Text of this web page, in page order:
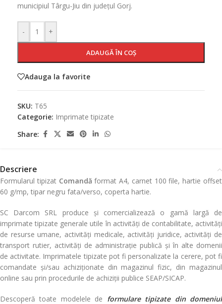
municipiul Târgu-Jiu din județul Gorj.
- +
ADAUGĂ ÎN COȘ
Adauga la favorite
SKU: T65
Categorie: Imprimate tipizate
Share:
Descriere
Formularul tipizat Comandă format A4, carnet 100 file, hartie offset
60 g/mp, tipar negru fata/verso, coperta hartie.
SC Darcom SRL produce și comercializează o gamă largă de
imprimate tipizate generale utile în activități de contabilitate, activități
de resurse umane, activități medicale, activități juridice, activități de
transport rutier, activități de administrație publică și în alte domenii
de activitate. Imprimatele tipizate pot fi personalizate la cerere, pot fi
comandate și/sau achiziționate din magazinul fizic, din magazinul
online sau prin procedurile de achiziții publice SEAP/SICAP.
Descoperă toate modelele de formulare tipizate din domeniul